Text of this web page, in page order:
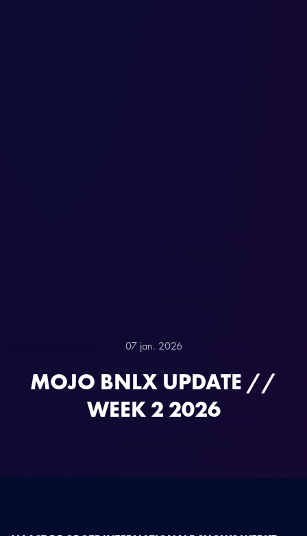
07 jan. 2026
MOJO BNLX UPDATE //
WEEK 2 2026